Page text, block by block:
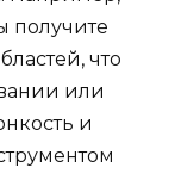
получите
что
или
и